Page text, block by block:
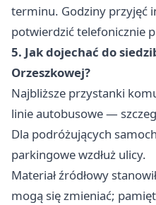
terminu. Godziny przyjęć
potwierdzić telefonicznie
5. Jak dojechać do
Orzeszkowej?
Najbliższe przystanki
linie autobusowe —
Dla podróżujących
parkingowe wzdłuż ulicy.
Materiał źródłowy
mogą się zmieniać;